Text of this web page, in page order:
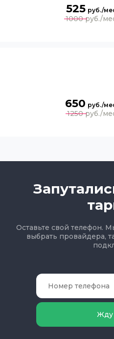
525
1000
650
1250
Оставьте свой телефон.
выбрать провайдера,
Жду